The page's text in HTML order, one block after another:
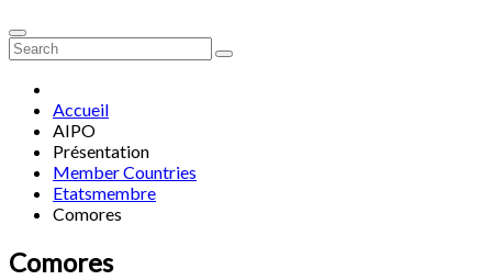
Accueil
AIPO
Présentation
Member Countries
Etatsmembre
Comores
Comores